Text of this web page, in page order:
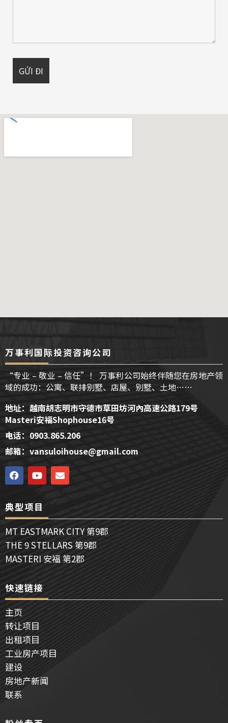
万事利国际投资咨询公司
“专业 – 敬业 – 信任”！ 万事利公司始终伴随您在房地产领
域的成功：公寓、联排别墅、店屋、别墅、土地……
地址：越南胡志明市守德市草田坊河內高速公路179号
Masteri安福Shophouse16号
电话：0903.865.206
邮箱：vansuloihouse@gmail.com
F
a
c
b
o
o
k
Y
o
u
u
b
e
E
n
v
o
p
e
典型项目
MT EASTMARK CITY 第9郡
THE 9 STELLARS 第9郡
MASTERI 安福 第2郡
快速链接
主页
转让项目
出租项目
工业房产项目
建设
房地产新闻
联系